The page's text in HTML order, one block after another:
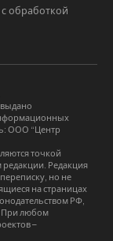
обработкой
выдано
ООО “Центр
точкой
редакции. Редакция
но не
на страницах
РФ,
При любом
–